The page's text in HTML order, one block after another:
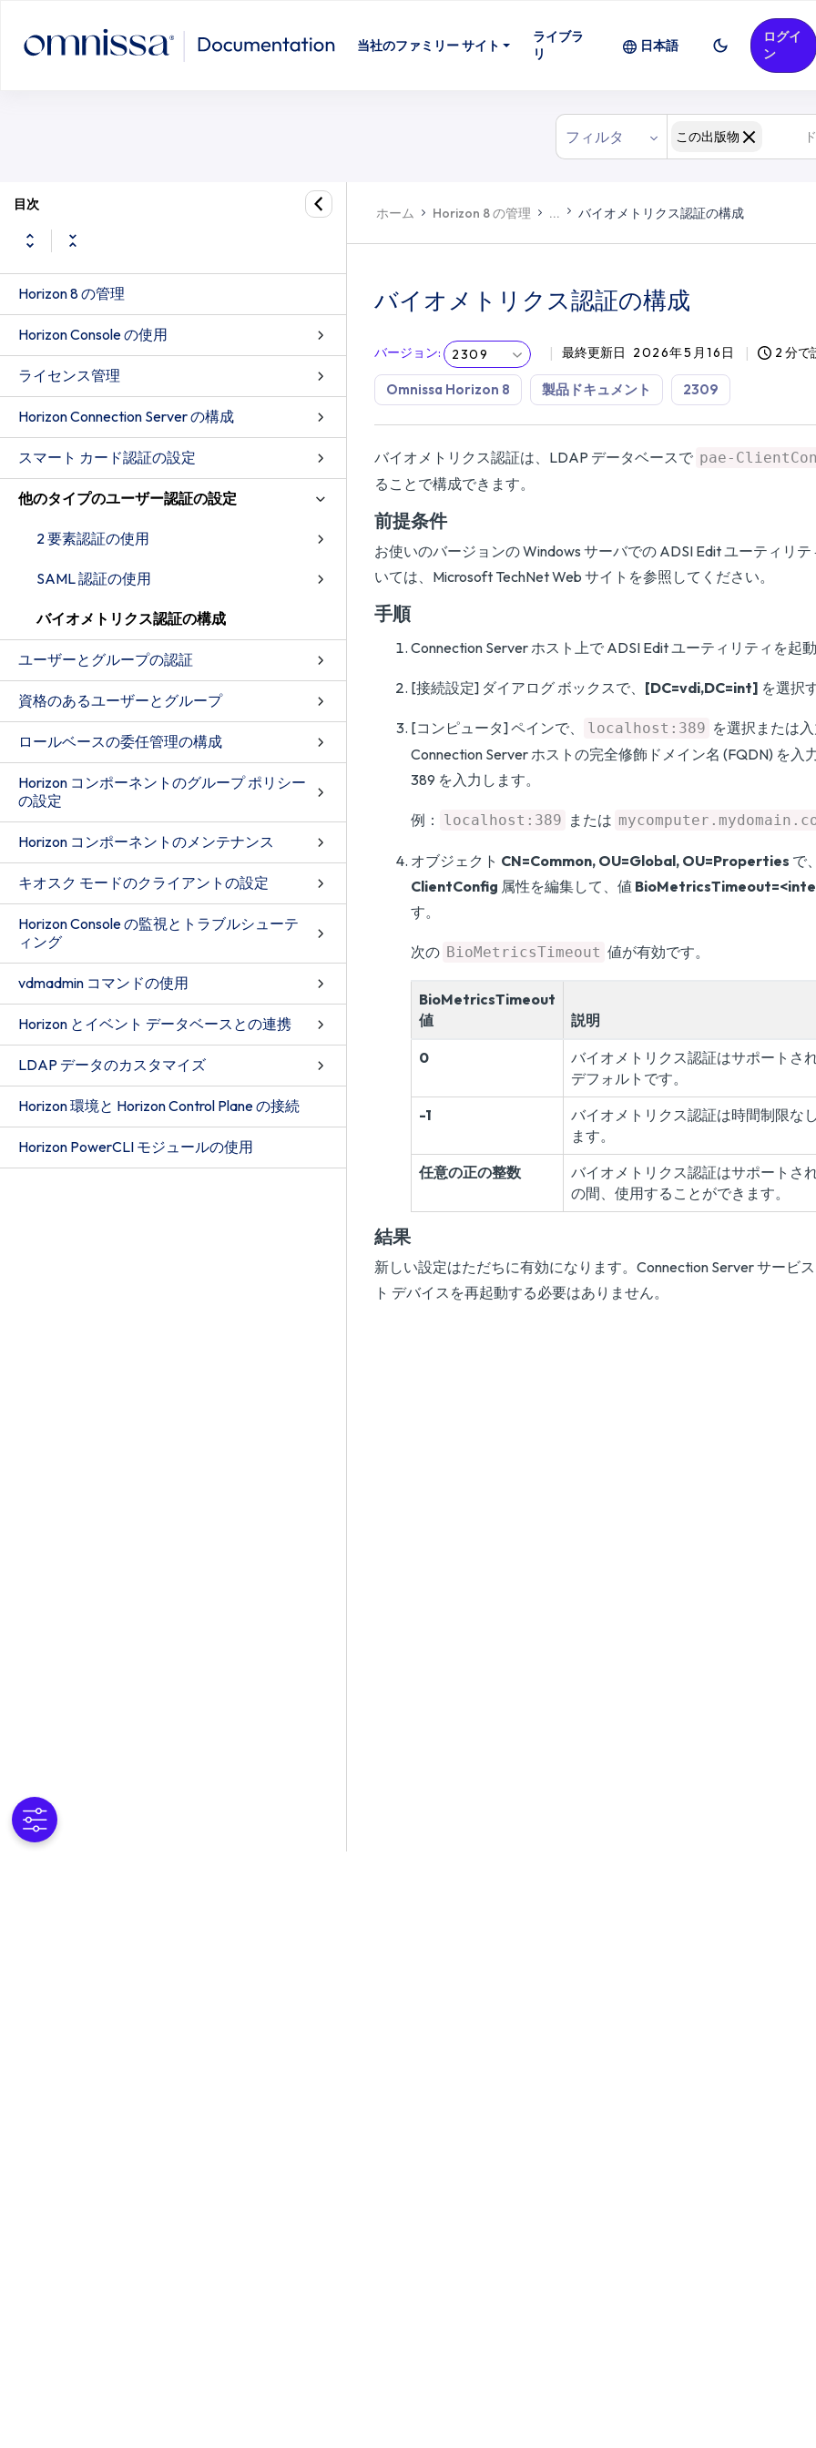
当社のファミリー サイト
ライブラ
リ
日本語
ログイ
ン
フィルタ この出版物
目次
Horizon 8 の管理
Horizon Console の使用
ライセンス管理
Horizon Connection Server の構成
スマート カード認証の設定
他のタイプのユーザー認証の設定
2 要素認証の使用
SAML 認証の使用
バイオメトリクス認証の構成
ユーザーとグループの認証
資格のあるユーザーとグループ
ロールベースの委任管理の構成
Horizon コンポーネントのグループ ポリシー
の設定
Horizon コンポーネントのメンテナンス
キオスク モードのクライアントの設定
Horizon Console の監視とトラブルシューテ
ィング
vdmadmin コマンドの使用
Horizon とイベント データベースとの連携
LDAP データのカスタマイズ
Horizon 環境と Horizon Control Plane の接続
Horizon PowerCLI モジュールの使用
ホーム Horizon 8 の管理 ... バイオメトリクス認証の構成
バイオメトリクス認証の構成
バージョン: 2309 最終更新日 2026年5月16日 2 分で
Omnissa Horizon 8 製品ドキュメント 2309
バイオメトリクス認証は、LDAP データベースで pae-
ることで構成できます。
前提条件
お使いのバージョンの Windows サーバでの ADSI Edit ユーティリ
いては、Microsoft TechNet Web サイトを参照してください。
手順
Connection Server ホスト上で ADSI Edit ユーティリティを起動
[接続設定] ダイアログ ボックスで、 [DC=vdi,DC=int] を選択
[コンピュータ] ペインで、 localhost:389 を選択または入
Connection Server ホストの完全修飾ドメイン名 (FQDN) を入
389 を入力します。
例： localhost:389 または
オブジェクト CN=Common, OU=Global, OU=Properties で、
ClientConfig 属性を編集して、値
す。
次の BioMetricsTimeout 値が有効です。
BioMetricsTimeout
値
説明
0
バイオメトリクス認証はサポートさ
デフォルトです。
-1
バイオメトリクス認証は時間制限な
ます。
任意の正の整数
バイオメトリクス認証はサポートさ
の間、使用することができます。
結果
新しい設定はただちに有効になります。Connection Server サービ
ト デバイスを再起動する必要はありません。